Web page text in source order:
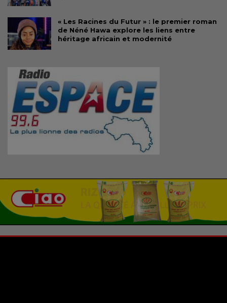
« Les Racines du Futur » : le premier roman
de Néné Hawa explore les liens entre
héritage africain et modernité